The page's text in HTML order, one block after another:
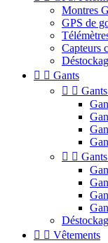
Montres
GPS de
Capteurs
  Gants
 
 
  Vêtements